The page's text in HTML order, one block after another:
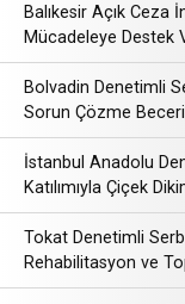
Balıkesir Açık Ceza
Mücadeleye Destek
Bolvadin Denetimli
Sorun Çözme
İstanbul Anadolu
Katılımıyla Çiçek
Tokat Denetimli
Rehabilitasyon ve